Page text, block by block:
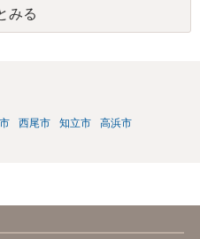
みる
西尾市 知立市
高浜市